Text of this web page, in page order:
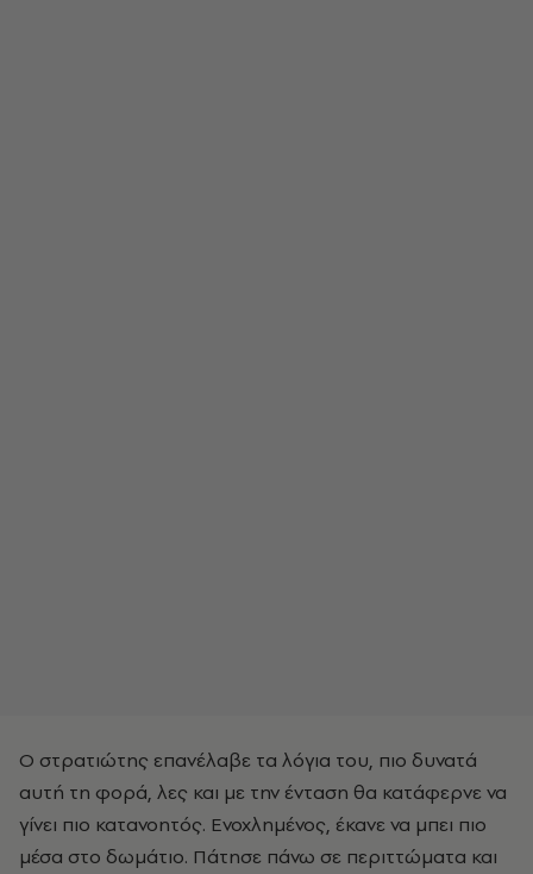
Ο στρατιώτης επανέλαβε τα λόγια του, πιο δυνατά
αυτή τη φορά, λες και με την ένταση θα κατάφερνε να
γίνει πιο κατανοητός. Ενοχλημένος, έκανε να μπει πιο
μέσα στο δωμάτιο. Πάτησε πάνω σε περιττώματα και